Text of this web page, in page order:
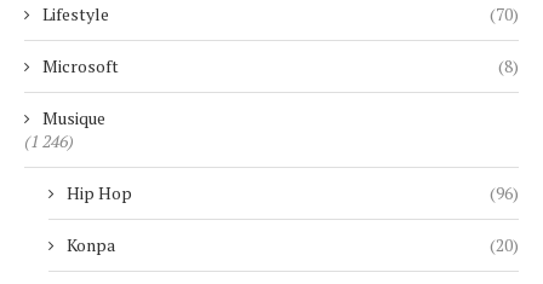
Lifestyle (70)
Microsoft (8)
Musique
(1 246)
Hip Hop (96)
Konpa (20)